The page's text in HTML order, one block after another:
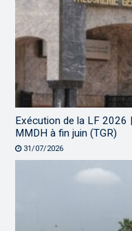
Exécution de la LF 2026
MMDH à fin juin (TGR)
31/07/2026